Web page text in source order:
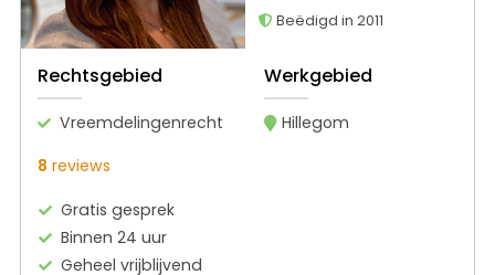
Beëdigd in 2011
Rechtsgebied
Vreemdelingenrecht
Werkgebied
Hillegom
8 reviews
Gratis gesprek
Binnen 24 uur
Geheel vrijblijvend